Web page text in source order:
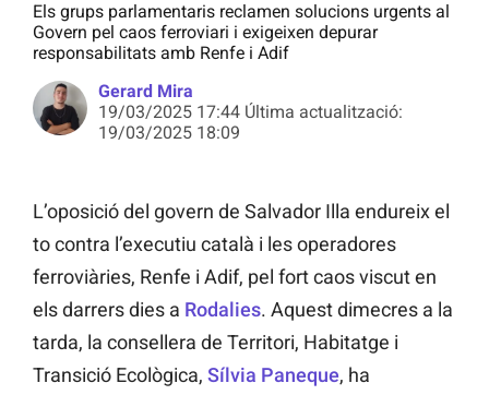
Els grups parlamentaris reclamen solucions urgents al
Govern pel caos ferroviari i exigeixen depurar
responsabilitats amb Renfe i Adif
Gerard Mira
19/03/2025 17:44 Última actualització:
19/03/2025 18:09
L’oposició del govern de Salvador Illa endureix el
to contra l’executiu català i les operadores
ferroviàries, Renfe i Adif, pel fort caos viscut en
els darrers dies a Rodalies. Aquest dimecres a la
tarda, la consellera de Territori, Habitatge i
Transició Ecològica, Sílvia Paneque, ha